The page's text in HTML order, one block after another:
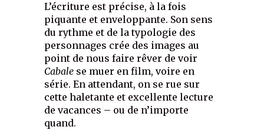
L’écriture est précise, à la fois
piquante et enveloppante. Son sens
du rythme et de la typologie des
personnages crée des images au
point de nous faire rêver de voir
Cabale se muer en film, voire en
série. En attendant, on se rue sur
cette haletante et excellente lecture
de vacances – ou de n’importe
quand.